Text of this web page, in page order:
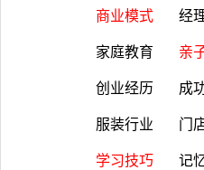
商业模式 经
家庭教育 亲
创业经历 成
服装行业 门
学习技巧 记